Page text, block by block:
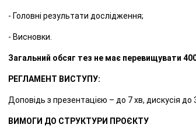
- Головні результати дослідження;
- Висновки.
Загальний обсяг тез не має перевищувати
РЕГЛАМЕНТ ВИСТУПУ:
Доповідь з презентацією – до 7 хв, дискусія до
ВИМОГИ ДО СТРУКТУРИ ПРОЄКТУ